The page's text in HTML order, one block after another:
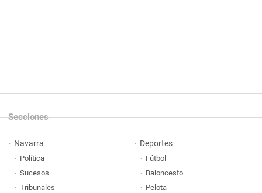
Secciones
Navarra
Política
Sucesos
Tribunales
Deportes
Fútbol
Baloncesto
Pelota